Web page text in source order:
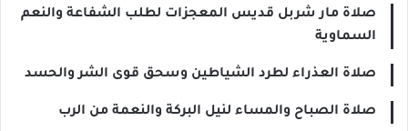
صلاة مار شربل قديس المعجزات لطلب الشفاعة والنعم
السماوية
صلاة العذراء لطرد الشياطين وسحق قوى الشر والحسد
صلاة الصباح والمساء لنيل البركة والنعمة من الرب